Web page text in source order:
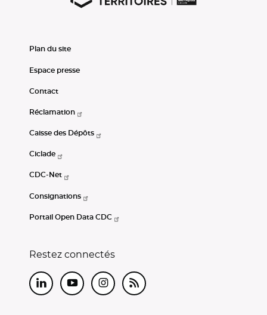
Plan du site
Espace presse
Contact
Réclamation
Caisse des Dépôts
Ciclade
CDC-Net
Consignations
Portail Open Data CDC
Restez connectés
LinkedInYoutubeInstagram
RSS